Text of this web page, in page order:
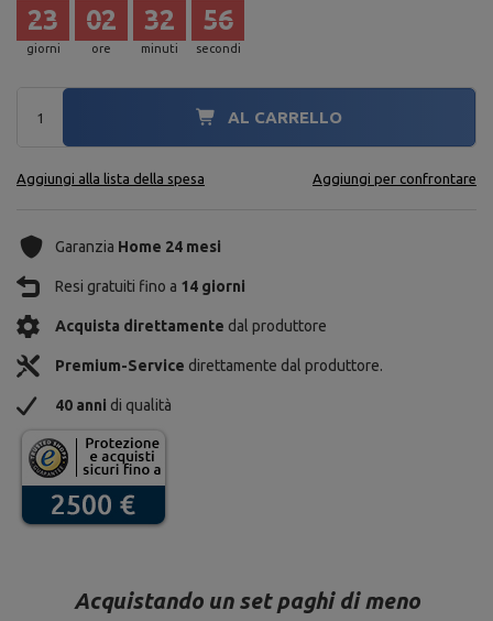
giorni
23
ore
02
minuti
32
secondi
54
AL CARRELLO
Aggiungi alla lista della spesa Aggiungi per confrontare
Garanzia Home 24 mesi
Resi gratuiti fino a 14 giorni
Acquista direttamente dal produttore
Premium-Service direttamente dal produttore.
40 anni di qualità
Acquistando un set paghi di meno